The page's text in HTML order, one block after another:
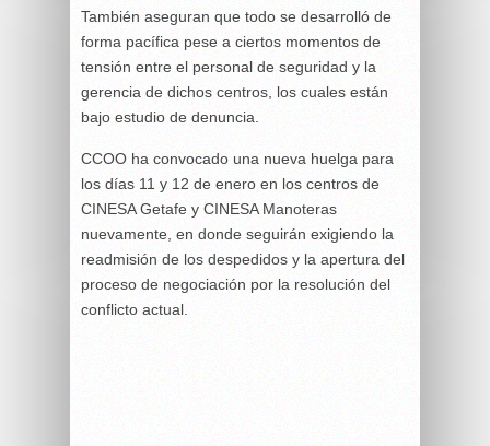
También aseguran que todo se desarrolló de
forma pacífica pese a ciertos momentos de
tensión entre el personal de seguridad y la
gerencia de dichos centros, los cuales están
bajo estudio de denuncia.
CCOO ha convocado una nueva huelga para
los días 11 y 12 de enero en los centros de
CINESA Getafe y CINESA Manoteras
nuevamente, en donde seguirán exigiendo la
readmisión de los despedidos y la apertura del
proceso de negociación por la resolución del
conflicto actual.